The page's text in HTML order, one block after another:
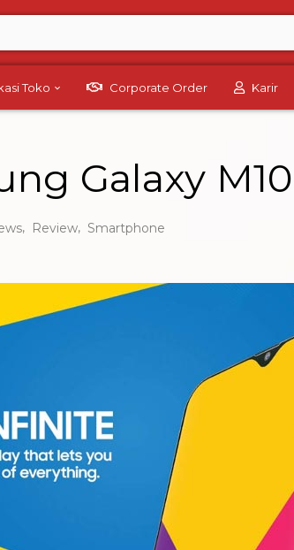
Toko Corporate Order Karir
Galaxy
, Review, Smartphone